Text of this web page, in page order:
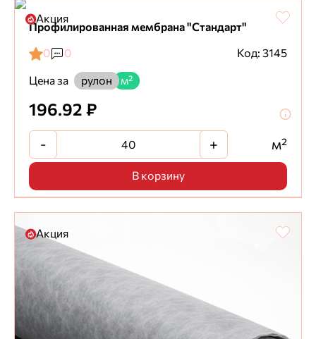
Акция
Профилированная мембрана "Стандарт"
0
0
Код: 3145
Цена за
рулон м²
196.92 ₽
- + м²
В корзину
Акция